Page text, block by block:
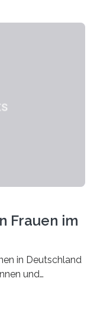
Frauen im
in Deutschland
und